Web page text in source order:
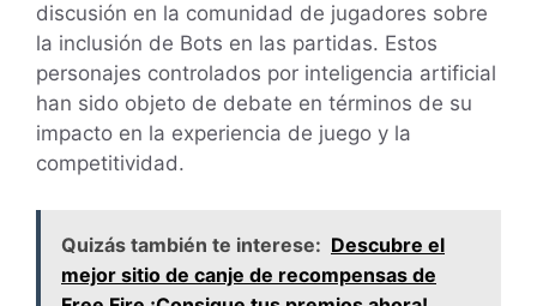
discusión en la comunidad de jugadores sobre
la inclusión de Bots en las partidas. Estos
personajes controlados por inteligencia artificial
han sido objeto de debate en términos de su
impacto en la experiencia de juego y la
competitividad.
Quizás también te interese: Descubre el
mejor sitio de canje de recompensas de